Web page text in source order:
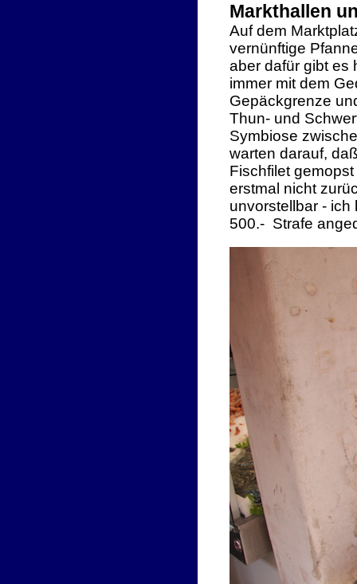
Markthallen
Auf dem
vernünftige
aber dafür gibt es
immer mit dem
Gepäckgrenze
Thun- und
Symbiose
warten darauf,
Fischfilet
erstmal nicht
unvorstellbar -
500.- Strafe